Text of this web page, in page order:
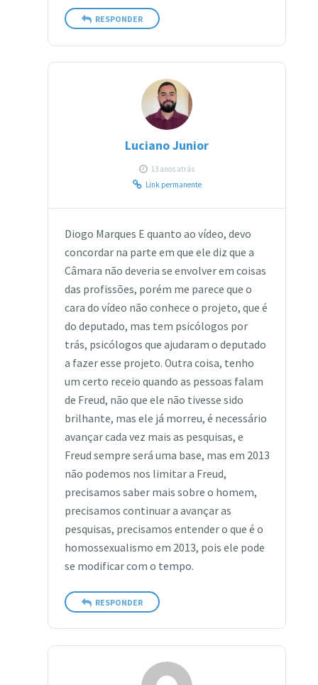
RESPONDER
Luciano Junior
13 anos atrás
Link permanente
Diogo Marques E quanto ao vídeo, devo
concordar na parte em que ele diz que a
Câmara não deveria se envolver em coisas
das profissões, porém me parece que o
cara do vídeo não conhece o projeto, que é
do deputado, mas tem psicólogos por
trás, psicólogos que ajudaram o deputado
a fazer esse projeto. Outra coisa, tenho
um certo receio quando as pessoas falam
de Freud, não que ele não tivesse sido
brilhante, mas ele já morreu, é necessário
avançar cada vez mais as pesquisas, e
Freud sempre será uma base, mas em 2013
não podemos nos limitar a Freud,
precisamos saber mais sobre o homem,
precisamos continuar a avançar as
pesquisas, precisamos entender o que é o
homossexualismo em 2013, pois ele pode
se modificar com o tempo.
RESPONDER